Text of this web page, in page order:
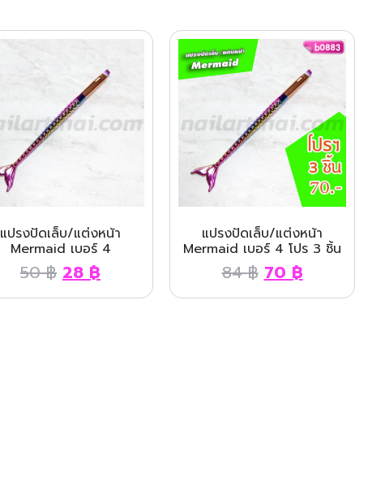
แปรงปัดเล็บ/แต่งหน้า
Mermaid เบอร์ 4
50฿ 28฿
แปรงปัดเล็บ/แต่งหน้า
Mermaid เบอร์ 4 โปร 3 ชิ้น
84฿ 70฿